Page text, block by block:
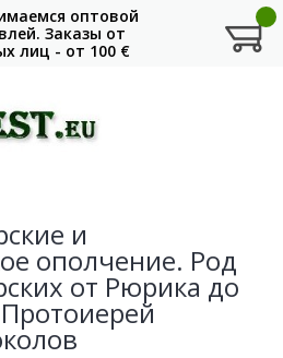
и
ополчение. Род
от Рюрика до